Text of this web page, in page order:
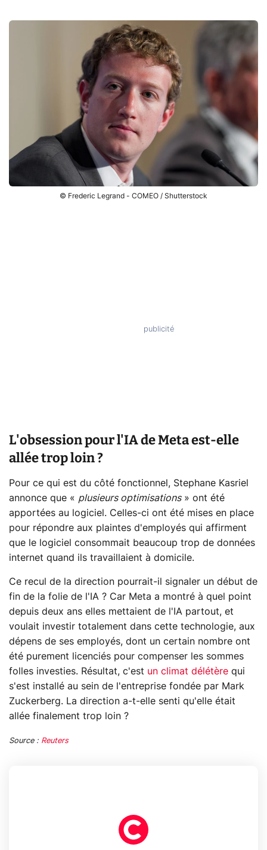
© Frederic Legrand - COMEO / Shutterstock
L'obsession pour l'IA de Meta est-elle
allée trop loin ?
Pour ce qui est du côté fonctionnel, Stephane Kasriel
annonce que « plusieurs optimisations» ont été
apportées au logiciel. Celles-ci ont été mises en place
pour répondre aux plaintes d'employés qui affirment
que le logiciel consommait beaucoup trop de données
internet quand ils travaillaient à domicile.
Ce recul de la direction pourrait-il signaler un début de
fin de la folie de l'IA ? Car Meta a montré à quel point
depuis deux ans elles mettaient de l'IA partout, et
voulait investir totalement dans cette technologie, aux
dépens de ses employés, dont un certain nombre ont
été purement licenciés pour compenser les sommes
folles investies. Résultat, c'est un climat délétère qui
s'est installé au sein de l'entreprise fondée par Mark
Zuckerberg. La direction a-t-elle senti qu'elle était
allée finalement trop loin ?
Source : Reuters